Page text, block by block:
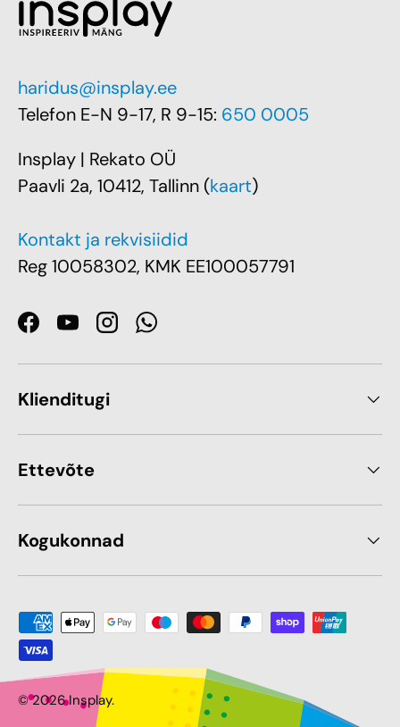
haridus@insplay.ee
Telefon E-N 9-17, R 9-15: 650 0005
Insplay | Rekato OÜ
Paavli 2a, 10412, Tallinn (kaart)
Kontakt ja rekvisiidid
Reg 10058302, KMK EE100057791
Facebook
YouTubeInstagramWhatsApp
Klienditugi
Ettevõte
Kogukonnad
Makseviis sobib
© 2026Insplay.